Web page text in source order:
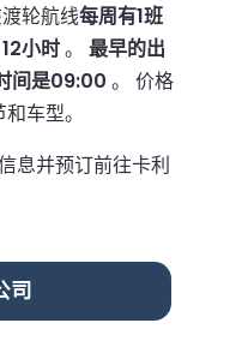
轮航线每周有1班
12小时。 最早的出
间是09:00 。 价格
车型。
息并预订前往卡利
司